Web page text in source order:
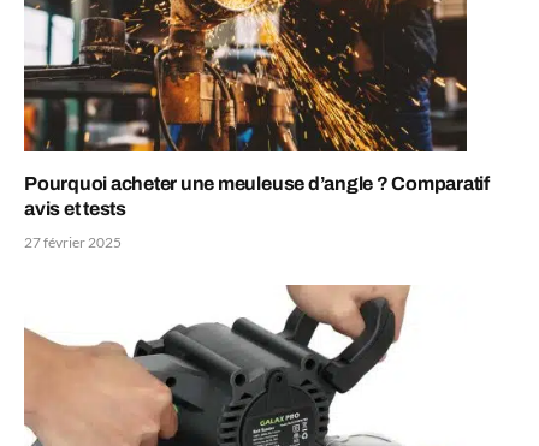
Pourquoi acheter une meuleuse d’angle ? Comparatif
avis et tests
27 février 2025